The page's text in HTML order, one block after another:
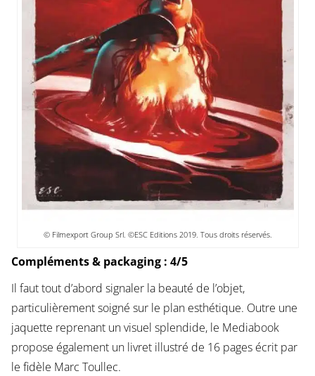
© Filmexport Group Srl. ©ESC Editions 2019. Tous droits réservés.
Compléments & packaging : 4/5
Il faut tout d’abord signaler la beauté de l’objet,
particulièrement soigné sur le plan esthétique. Outre une
jaquette reprenant un visuel splendide, le Mediabook
propose également un livret illustré de 16 pages écrit par
le fidèle Marc Toullec.